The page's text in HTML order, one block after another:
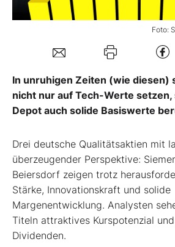
Foto:
In unruhigen Zeiten (wie diesen)
nicht nur auf Tech-Werte
Depot auch solide Basiswerte
Drei deutsche Qualitätsaktien mit
überzeugender Perspektive:
Beiersdorf zeigen trotz
Stärke, Innovationskraft und solide
Margenentwicklung. Analysten
Titeln attraktives Kurspotenzial
Dividenden.